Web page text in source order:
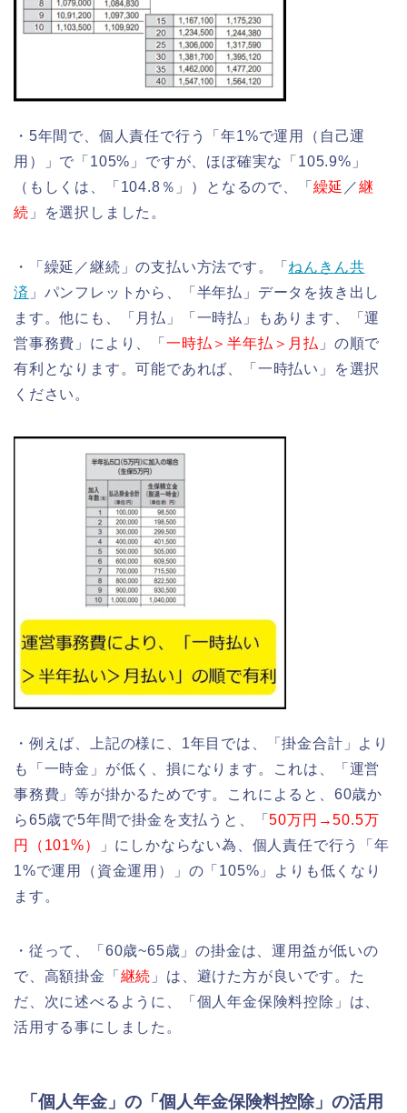
・5年間で、個人責任で行う「年1%で運用（自己運
用）」で「105%」ですが、ほぼ確実な「105.9%」
（もしくは、「104.8％」）となるので、「 繰延 ／継
続 」を選択しました。
・「繰延／継続」の支払い方法です。「 ねんきん共
済 」パンフレットから、「半年払」データを抜き出し
ます。他にも、「月払」「一時払」もあります、「運
営事務費」により、「 一時払＞半年払＞月払 」の順で
有利となります。可能であれば、「一時払い」を選択
ください。
・例えば、上記の様に、1年目では、「掛金合計」より
も「一時金」が低く、損になります。これは、「運営
事務費」等が掛かるためです。これによると、60歳か
ら65歳で5年間で掛金を支払うと、「50万円→50.5万
円（101%）
」にしかならない為、個人責任で行う「年
1%で運用（資金運用）」の「105%」よりも低くなり
ます。
・従って、「60歳~65歳」の掛金は、運用益が低いの
で、高額掛金「 継続 」は、避けた方が良いです。た
だ、次に述べるように、「個人年金保険料控除」は、
活用する事にしました。
「個人年金」の「個人年金保険料控除」の活用